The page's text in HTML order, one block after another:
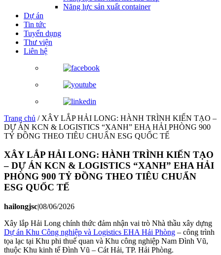
Năng lực sản xuất container
Dự án
Tin tức
Tuyển dụng
Thư viện
Liên hệ
Trang chủ / XÂY LẮP HẢI LONG: HÀNH TRÌNH KIẾN TẠO –
DỰ ÁN KCN & LOGISTICS “XANH” EHA HẢI PHÒNG 900
TỶ ĐỒNG THEO TIÊU CHUẨN ESG QUỐC TẾ
XÂY LẮP HẢI LONG: HÀNH TRÌNH KIẾN TẠO
– DỰ ÁN KCN & LOGISTICS “XANH” EHA HẢI
PHÒNG 900 TỶ ĐỒNG THEO TIÊU CHUẨN
ESG QUỐC TẾ
hailongjsc|08/06/2026
Xây lắp Hải Long chính thức đảm nhận vai trò Nhà thầu xây dựng
Dự án Khu Công nghiệp và Logistics EHA Hải Phòng – công trình
tọa lạc tại Khu phi thuế quan và Khu công nghiệp Nam Đình Vũ,
thuộc Khu kinh tế Đình Vũ – Cát Hải, TP. Hải Phòng.